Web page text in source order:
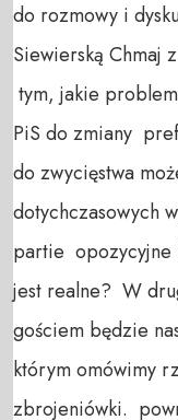
do rozmowy i
Siewierską Chmaj
tym, jakie
PiS do zmiany
do zwycięstwa
dotychczasowych
partie opozycyjne
jest realne? W
gościem będzie
którym omówimy
zbrojeniówki.